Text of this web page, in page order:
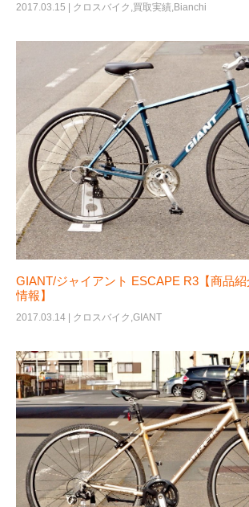
2017.03.15 | クロスバイク ,買取実績,Bianchi
GIANT/ジャイアント ESCAPE R3【商品
情報】
2017.03.14 | クロスバイク ,GIANT